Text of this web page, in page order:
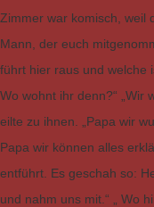
Zimmer war komisch, weil
Mann, der euch
führt hier raus und welche
Wo wohnt ihr denn?“ „Wir
eilte zu ihnen. „Papa wir
Papa wir können alles
entführt. Es geschah so:
und nahm uns mit.“ „ Wo